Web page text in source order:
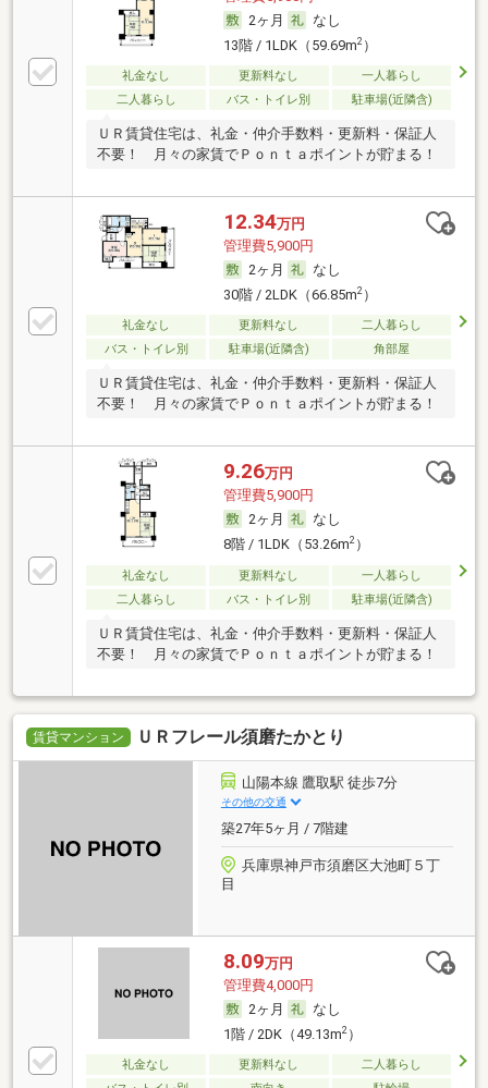
2ヶ月
なし
13階 / 1LDK（59.69m2）
礼金なし 更新料なし
一人暮らし
二人暮らし
バス・トイレ別 駐車場(近隣含)
ＵＲ賃貸住宅は、礼金・仲介手数料・更新料・保証人
不要！ 月々の家賃でＰｏｎｔａポイントが貯まる！
12.34万円
管理費5,900円
2ヶ月
なし
30階 / 2LDK（66.85m2）
礼金なし 更新料なし
二人暮らし
バス・トイレ別
駐車場(近隣含) 角部屋
ＵＲ賃貸住宅は、礼金・仲介手数料・更新料・保証人
不要！ 月々の家賃でＰｏｎｔａポイントが貯まる！
9.26万円
管理費5,900円
2ヶ月
なし
8階 / 1LDK（53.26m2）
礼金なし 更新料なし
一人暮らし
二人暮らし
バス・トイレ別 駐車場(近隣含)
ＵＲ賃貸住宅は、礼金・仲介手数料・更新料・保証人
不要！ 月々の家賃でＰｏｎｔａポイントが貯まる！
賃貸マンション ＵＲフレール須磨たかとり
山陽本線 鷹取駅 徒歩7分
その他の交通
築27年5ヶ月 / 7階建
兵庫県神戸市須磨区大池町５丁
目
8.09万円
管理費4,000円
2ヶ月
なし
1階 / 2DK（49.13m2）
礼金なし 更新料なし
二人暮らし